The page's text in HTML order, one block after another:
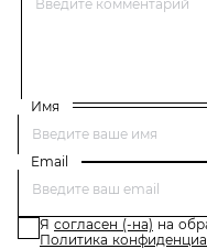
Имя
Email
Я согласен (-на) на
Политика